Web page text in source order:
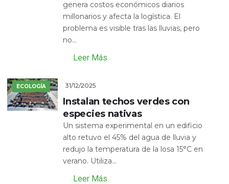
genera costos económicos diarios
millonarios y afecta la logística. El
problema es visible tras las lluvias, pero
no...
Leer Más
ECOLOGÍA 31/12/2025
Instalan techos verdes con
especies nativas
Un sistema experimental en un edificio
alto retuvo el 45% del agua de lluvia y
redujo la temperatura de la losa 15°C en
verano. Utiliza...
Leer Más